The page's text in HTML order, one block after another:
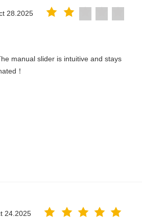
28.2025
manual slider is intuitive and stays
！
24.2025